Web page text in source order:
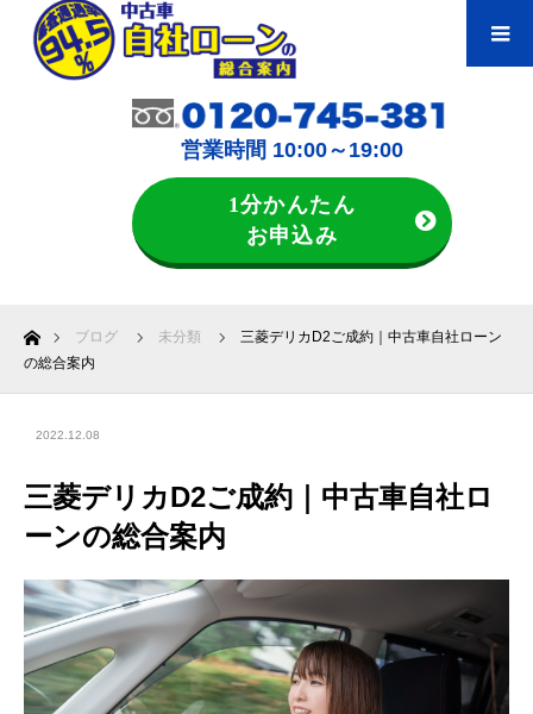
営業時間 10:00～19:00
1分かんたん
お申込み
ホームブログ 未分類
三菱デリカD2ご成約｜中古車自社ローン
の総合案内
2022.12.08
三菱デリカD2ご成約｜中古車自社ロ
ーンの総合案内